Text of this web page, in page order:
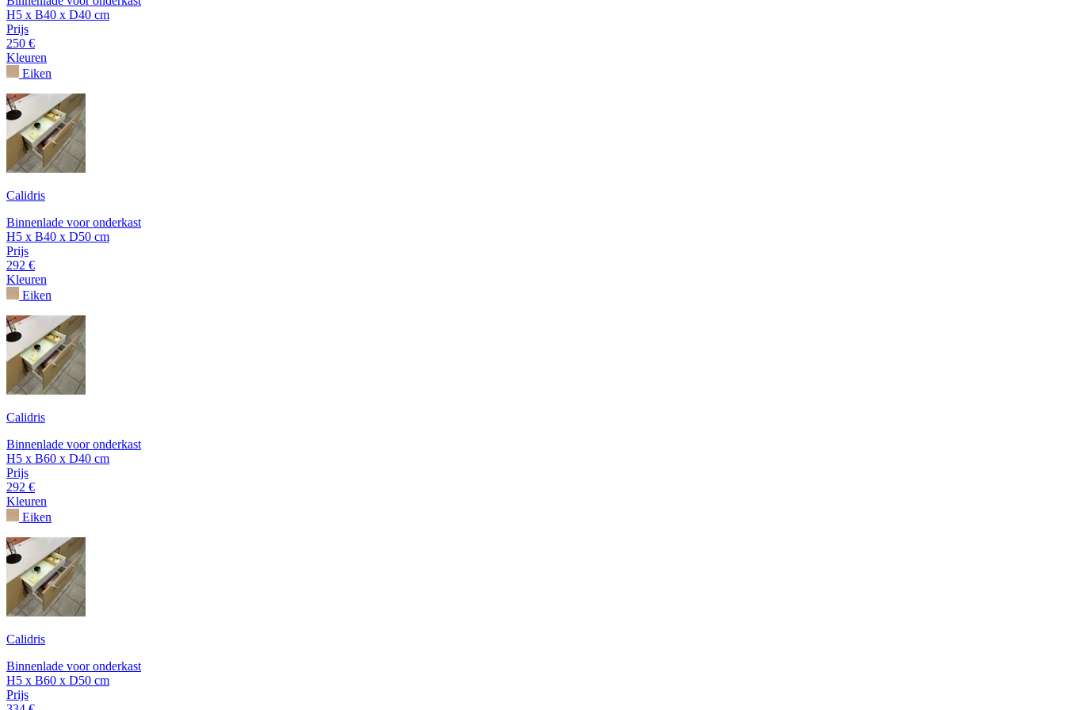
H5 x B40 x D40 cm
Prijs
250 €
Kleuren
Eiken
Calidris
Binnenlade voor onderkast
H5 x B40 x D50 cm
Prijs
292 €
Kleuren
Eiken
Calidris
Binnenlade voor onderkast
H5 x B60 x D40 cm
Prijs
292 €
Kleuren
Eiken
Calidris
Binnenlade voor onderkast
H5 x B60 x D50 cm
Prijs